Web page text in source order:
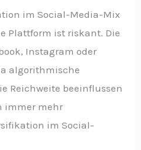
im Social-Media-Mix
Plattform ist riskant. Die
Instagram oder
algorithmische
Reichweite beeinflussen
immer mehr
im Social-